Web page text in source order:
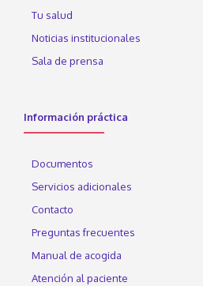
Tu salud
Noticias institucionales
Sala de prensa
Información práctica
Documentos
Servicios adicionales
Contacto
Preguntas frecuentes
Manual de acogida
Atención al paciente